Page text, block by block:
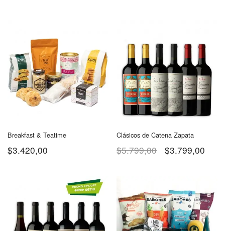
Breakfast & Teatime
$3.420,00
Clásicos de Catena Zapata
$5.799,00 $3.799,00